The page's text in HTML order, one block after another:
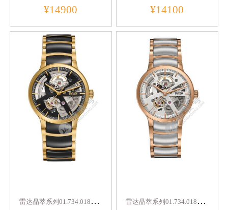
¥14900 ¥14100
雷
达晶萃系列01.734.0180.3.016 雷
达晶萃系列01.734.0181.3.010